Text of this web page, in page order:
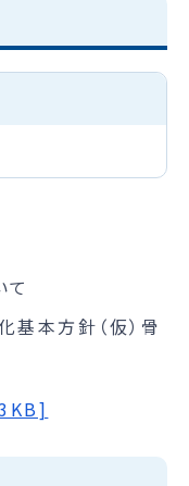
て
基本方針（仮）骨